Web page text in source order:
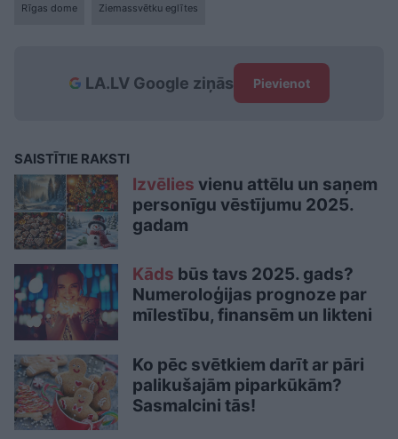
Rīgas dome Ziemassvētku eglītes
LA.LV Google ziņās Pievienot
SAISTĪTIE RAKSTI
Izvēlies vienu attēlu un saņem
personīgu vēstījumu 2025.
gadam
Kāds būs tavs 2025. gads?
Numeroloģijas prognoze par
mīlestību, finansēm un likteni
Ko pēc svētkiem darīt ar pāri
palikušajām piparkūkām?
Sasmalcini tās!